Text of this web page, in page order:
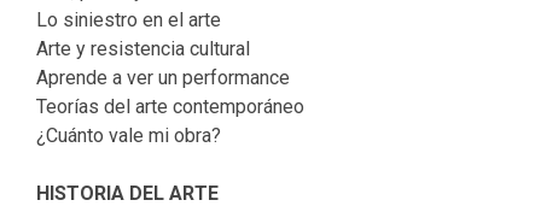
Lo siniestro en el arte
Arte y resistencia cultural
Aprende a ver un performance
Teorías del arte contemporáneo
¿Cuánto vale mi obra?
HISTORIA DEL ARTE